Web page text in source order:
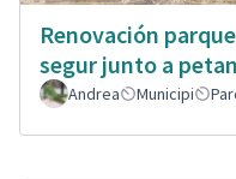
Renovación
segur junto a
Andrea Municipi